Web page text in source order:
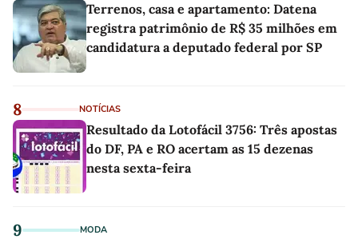
Terrenos, casa e apartamento: Datena
registra patrimônio de R$ 35 milhões em
candidatura a deputado federal por SP
8 NOTÍCIAS
Resultado da Lotofácil 3756: Três apostas
do DF, PA e RO acertam as 15 dezenas
nesta sexta-feira
9 MODA